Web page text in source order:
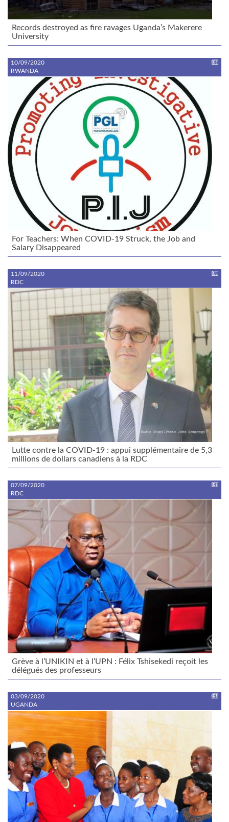
Records destroyed as fire ravages Uganda’s Makerere
University
10/09/2020
RWANDA
For Teachers: When COVID-19 Struck, the Job and
Salary Disappeared
11/09/2020
RDC
Lutte contre la COVID-19 : appui supplémentaire de 5,3
millions de dollars canadiens à la RDC
07/09/2020
RDC
Grève à l’UNIKIN et à l’UPN : Félix Tshisekedi reçoit les
délégués des professeurs
03/09/2020
UGANDA